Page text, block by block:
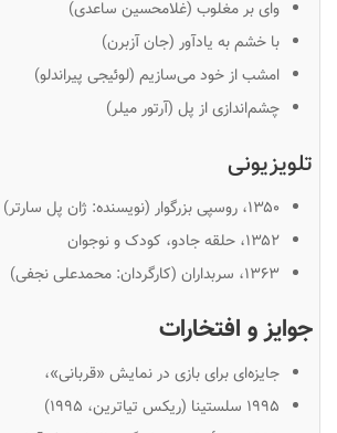
وای بر مغلوب (غلامحسین ساعدی)
با خشم به یادآور (جان آزبرن)
امشب از خود می‌سازیم (لوئیجی پیراندلو)
چشم‌اندازی از پل (آرتور میلر)
تلویزیونی
۱۳۵۰، روسپی بزرگوار (نویسنده: ژان پل سارتر)
۱۳۵۲، حلقه جادو، کودک و نوجوان
۱۳۶۳، سربداران (کارگردان: محمدعلی نجفی)
جوایز و افتخارات
جایزه‌ای برای بازی در نمایش «قربانی»،
۱۹۹۵ سلستینا (ریکس تیاترین، ۱۹۹۵)